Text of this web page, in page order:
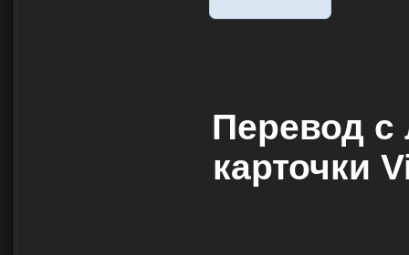
Перевод с
карточки